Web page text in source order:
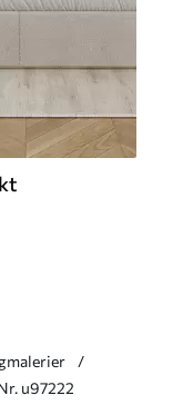
u97222